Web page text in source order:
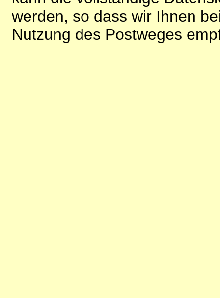
werden, so dass wir Ihnen
Nutzung des Postweges